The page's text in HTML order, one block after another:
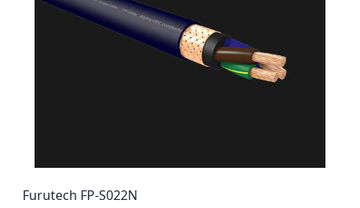
Furutech FP-S022N